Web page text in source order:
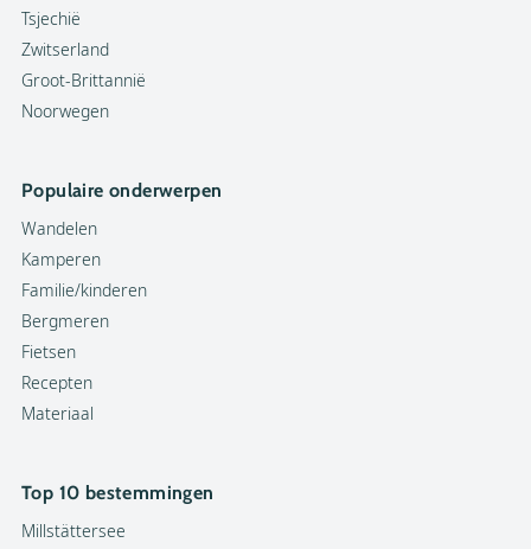
Tsjechië
Zwitserland
Groot-Brittannië
Noorwegen
Populaire onderwerpen
Wandelen
Kamperen
Familie/kinderen
Bergmeren
Fietsen
Recepten
Materiaal
Top 10 bestemmingen
Millstättersee